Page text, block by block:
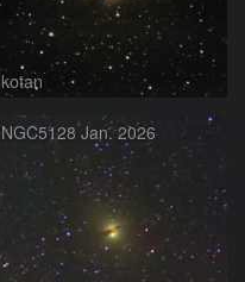
kotan
NGC5128 Jan. 2026